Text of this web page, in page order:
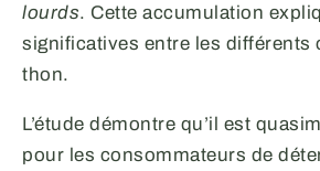
lourds. Cette accumulation
significatives entre les différents
thon.
L’étude démontre qu’il est
pour les consommateurs de